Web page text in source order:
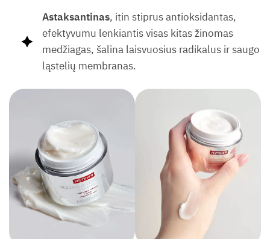
Astaksantinas, itin stiprus antioksidantas,
efektyvumu lenkiantis visas kitas žinomas
medžiagas, šalina laisvuosius radikalus ir saugo
ląstelių membranas.